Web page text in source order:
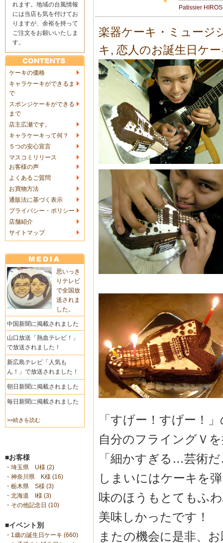
れます。地域の台風情報
には当店も気を付けてお
りますが、余裕を持って
ご注文をお願いいたしま
す。
ケーキの価格
キャラケーキができるま
で
スポンジケーキができる
まで
店主広瀬です。
キャラケーキって何？
５つの安心宣言
マスコミリリース
お客様の声
よくあるご質問
お買物方法
通販法に基づく表示
プライバシー・ポリシー
店舗紹介
サイトマップ
思いっき
りテレビ
で全国放
送されま
した。
中国新聞に掲載されました
山口放送「熱血テレビ！」
で放送されました！
新広島テレビ「人気も
ん！」で放送されました！
朝日新聞に掲載されました
毎日新聞に掲載されました
>>続きを読む
■お客様
・ 埼玉県 U様 (2)
・ 神奈川県 K様 (16)
・ 栃木県 S様 (3)
・ 北海道 I様 (3)
・ その他記念日 (10)
■イベント別
・ 1歳の誕生日ケーキ (660)
Patissier
楽器ケーキ・ミュージ
キ , 恋人のお誕生日ケ
「すげー！すげー！
自分のフライングＶ
「細かすぎる…芸術
しまいにはケーキを
味のほうもとてもふ
美味しかったです！
またの機会に是非、